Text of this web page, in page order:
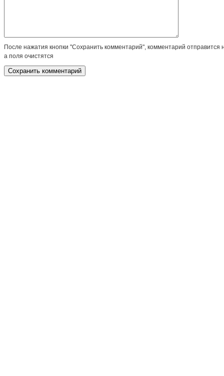
После нажатия кнопки "Сохранить комментарий", комментарий отправится
а поля очистятся